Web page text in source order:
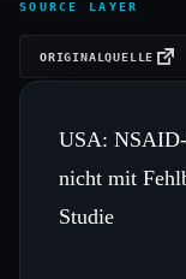
SOURCE LAYER
ORIGINALQUELLE
USA:
nicht mit
Studie